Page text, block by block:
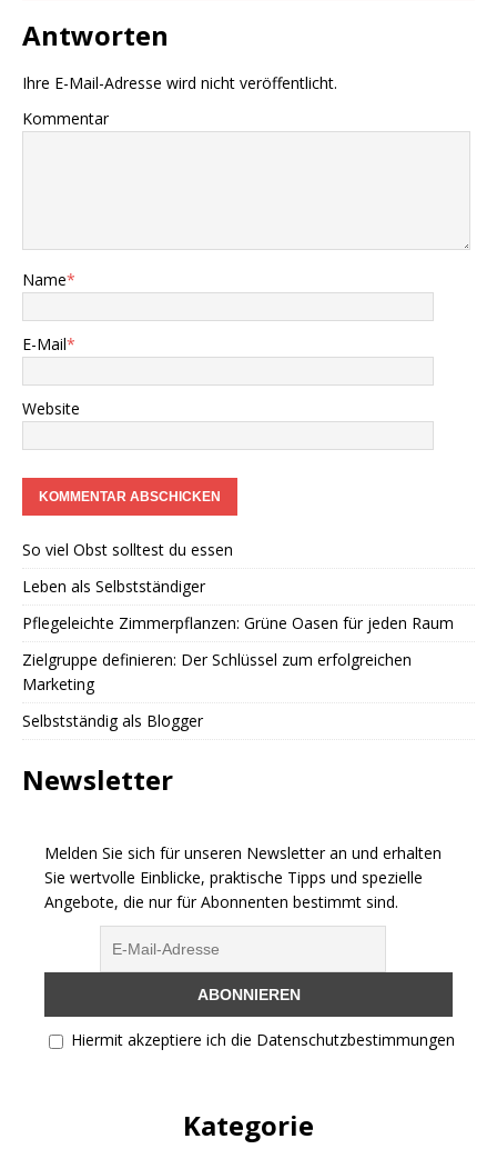
Antworten
Ihre E-Mail-Adresse wird nicht veröffentlicht.
Kommentar
Name*
E-Mail*
Website
So viel Obst solltest du essen
Leben als Selbstständiger
Pflegeleichte Zimmerpflanzen: Grüne Oasen für jeden Raum
Zielgruppe definieren: Der Schlüssel zum erfolgreichen
Marketing
Selbstständig als Blogger
Newsletter
Melden Sie sich für unseren Newsletter an und erhalten
Sie wertvolle Einblicke, praktische Tipps und spezielle
Angebote, die nur für Abonnenten bestimmt sind.
Hiermit akzeptiere ich die Datenschutzbestimmungen
Kategorie